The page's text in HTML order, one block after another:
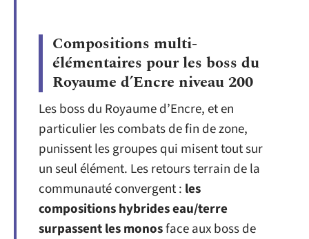
Compositions multi-
élémentaires pour les boss du
Royaume d’Encre niveau 200
Les boss du Royaume d’Encre, et en
particulier les combats de fin de zone,
punissent les groupes qui misent tout sur
un seul élément. Les retours terrain de la
communauté convergent : les
compositions hybrides eau/terre
surpassent les monosface aux boss de